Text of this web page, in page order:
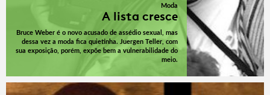
Moda
A lista cresce
Bruce Weber é o novo acusado de assédio sexual, mas
dessa vez a moda fica quietinha. Juergen Teller, com
sua exposição, porém, expõe bem a vulnerabilidade do
meio.